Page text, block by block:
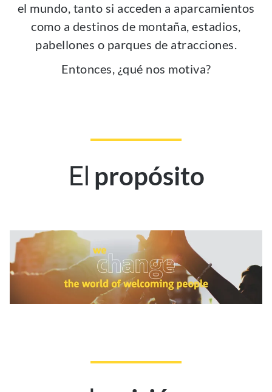
el mundo, tanto si acceden a aparcamientos
como a destinos de montaña, estadios,
pabellones o parques de atracciones.
Entonces, ¿qué nos motiva?
El propósito